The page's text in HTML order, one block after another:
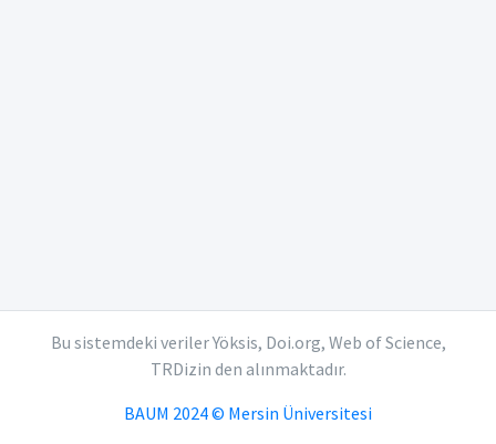
Bu sistemdeki veriler Yöksis, Doi.org, Web of Science,
TRDizin den alınmaktadır.
BAUM 2024 © Mersin Üniversitesi